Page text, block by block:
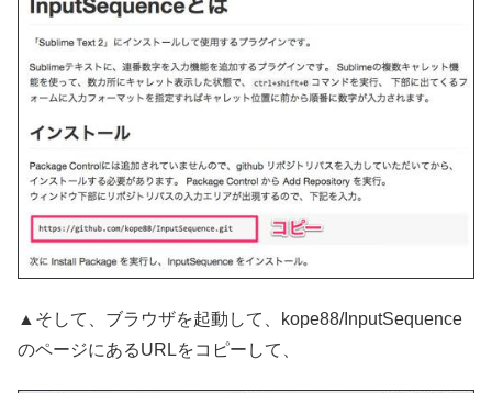
▲そして、ブラウザを起動して、kope88/InputSequence
のページにあるURLをコピーして、